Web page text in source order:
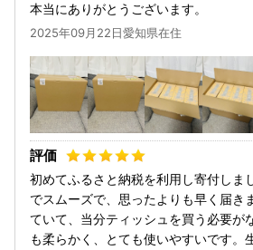
本当にありがとうございます。
2025年09月22日愛知県在住
初めてふるさと納税を利用し寄付しま
でスムーズで、思ったよりも早く届き
ていて、当分ティッシュを買う必要が
も柔らかく、とても使いやすいです。